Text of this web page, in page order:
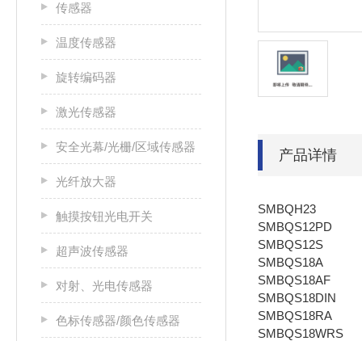
传感器
温度传感器
旋转编码器
激光传感器
安全光幕/光栅/区域传感器
光纤放大器
触摸按钮光电开关
超声波传感器
对射、光电传感器
色标传感器/颜色传感器
产品详情
SMBQH23
SMBQS12PD
SMBQS12S
SMBQS18A
SMBQS18AF
SMBQS18DIN
SMBQS18RA
SMBQS18WRS